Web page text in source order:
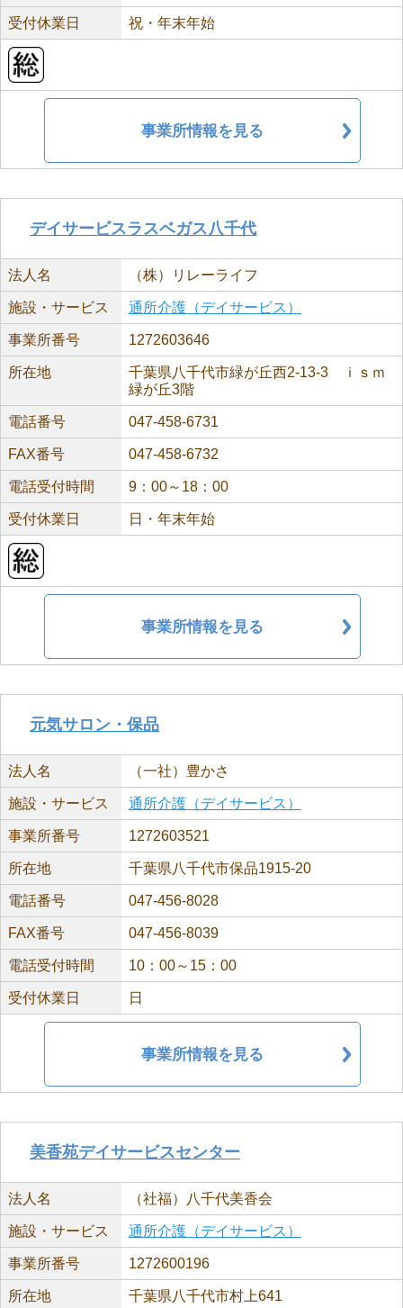
受付休業日 祝・年末年始
事業所情報を見る
デイサービスラスベガス八千代
法人名 （株）リレーライフ
施設・サービス 通所介護（デイサービス）
事業所番号 1272603646
所在地
千葉県八千代市緑が丘西2-13-3 ｉｓｍ
緑が丘3階
電話番号 047-458-6731
FAX番号 047-458-6732
電話受付時間 9：00～18：00
受付休業日 日・年末年始
事業所情報を見る
元気サロン・保品
法人名 （一社）豊かさ
施設・サービス 通所介護（デイサービス）
事業所番号 1272603521
所在地 千葉県八千代市保品1915-20
電話番号 047-456-8028
FAX番号 047-456-8039
電話受付時間 10：00～15：00
受付休業日 日
事業所情報を見る
美香苑デイサービスセンター
法人名 （社福）八千代美香会
施設・サービス 通所介護（デイサービス）
事業所番号 1272600196
所在地 千葉県八千代市村上641